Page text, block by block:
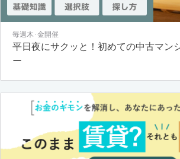
毎週木･金開催
平日夜にサクッと！初めての中古マン
ー